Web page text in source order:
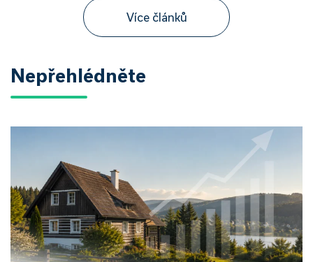
Více článků
Nepřehlédněte